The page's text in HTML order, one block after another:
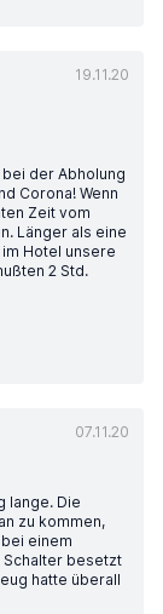
19.11.20
der Abholung
Corona! Wenn
Zeit vom
Länger als eine
Hotel unsere
2 Std.
07.11.20
lange. Die
zu kommen,
einem
Schalter besetzt
hatte überall